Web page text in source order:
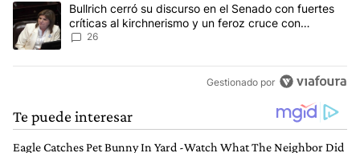
Un artículo de tendencia con el título "Bullrich cerró su discurso
Bullrich cerró su discurso en el Senado con fuertes
críticas al kirchnerismo y un feroz cruce con
Capitanich al que le gritó “¡cállate!”
26
Gestionado por